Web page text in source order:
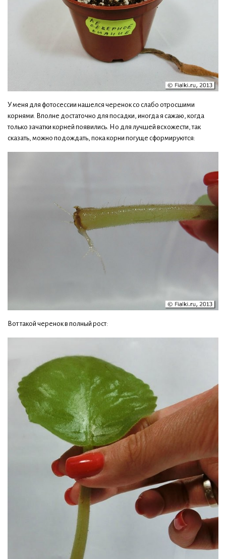
У меня для фотосессии нашелся черенок со слабо отросшими
корнями. Вполне достаточно для посадки, иногда я сажаю, когда
только зачатки корней появились. Но для лучшей всхожести, так
сказать, можно подождать, пока корни погуще сформируются:
Вот такой черенок в полный рост: